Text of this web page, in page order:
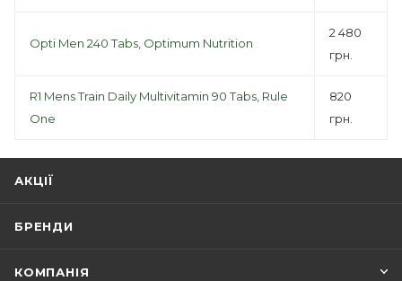
Opti Men 240 Tabs, Optimum Nutrition
2 480
грн.
R1 Mens Train Daily Multivitamin 90 Tabs, Rule
One
820
грн.
АКЦІЇ
БРЕНДИ
КОМПАНІЯ